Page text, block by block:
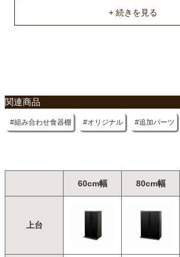
関連商品
組み合わせ食器棚 オリジナル 追加パーツ
60cm幅 80cm幅
上台